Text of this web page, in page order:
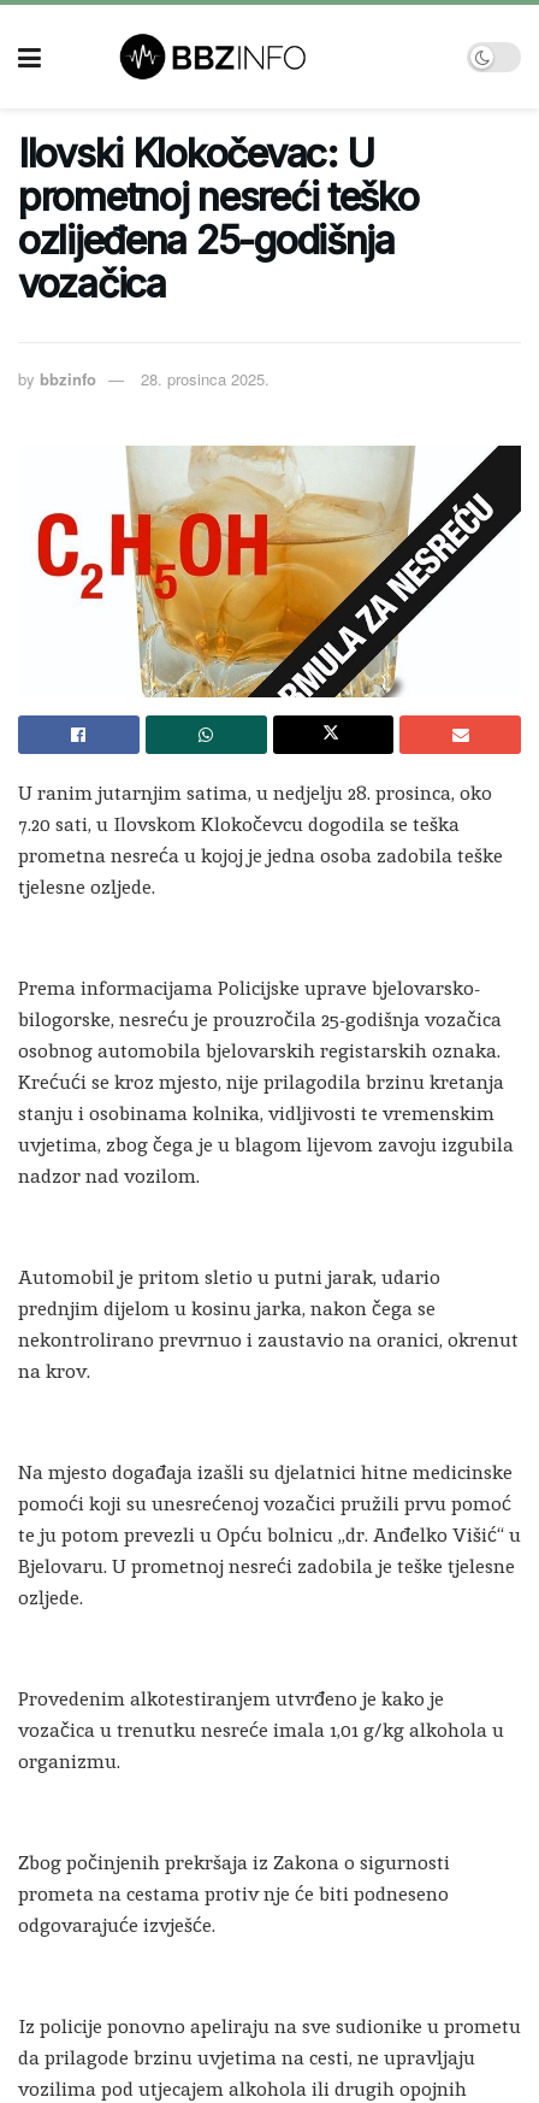
Ilovski Klokočevac: U
prometnoj nesreći teško
ozlijeđena 25-godišnja
vozačica
by bbzinfo 28. prosinca 2025.
U ranim jutarnjim satima, u nedjelju 28. prosinca, oko
7.20 sati, u Ilovskom Klokočevcu dogodila se teška
prometna nesreća u kojoj je jedna osoba zadobila teške
tjelesne ozljede.
Prema informacijama Policijske uprave bjelovarsko-
bilogorske, nesreću je prouzročila 25-godišnja vozačica
osobnog automobila bjelovarskih registarskih oznaka.
Krećući se kroz mjesto, nije prilagodila brzinu kretanja
stanju i osobinama kolnika, vidljivosti te vremenskim
uvjetima, zbog čega je u blagom lijevom zavoju izgubila
nadzor nad vozilom.
Automobil je pritom sletio u putni jarak, udario
prednjim dijelom u kosinu jarka, nakon čega se
nekontrolirano prevrnuo i zaustavio na oranici, okrenut
na krov.
Na mjesto događaja izašli su djelatnici hitne medicinske
pomoći koji su unesrećenoj vozačici pružili prvu pomoć
te ju potom prevezli u Opću bolnicu „dr. Anđelko Višić“ u
Bjelovaru. U prometnoj nesreći zadobila je teške tjelesne
ozljede.
Provedenim alkotestiranjem utvrđeno je kako je
vozačica u trenutku nesreće imala 1,01 g/kg alkohola u
organizmu.
Zbog počinjenih prekršaja iz Zakona o sigurnosti
prometa na cestama protiv nje će biti podneseno
odgovarajuće izvješće.
Iz policije ponovno apeliraju na sve sudionike u prometu
da prilagode brzinu uvjetima na cesti, ne upravljaju
vozilima pod utjecajem alkohola ili drugih opojnih